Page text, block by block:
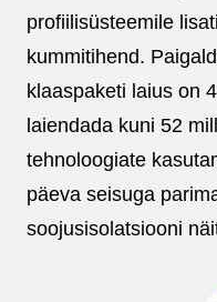
profiilisüsteemile
kummitihend.
klaaspaketi laius on
laiendada kuni 52
tehnoloogiate
päeva seisuga
soojusisolatsiooni